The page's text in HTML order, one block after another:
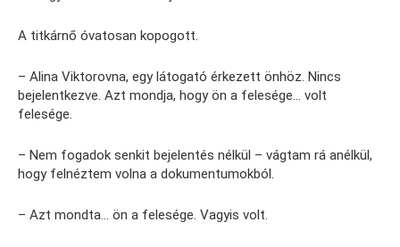
A titkárnő óvatosan kopogott.
– Alina Viktorovna, egy látogató érkezett önhöz. Nincs
bejelentkezve. Azt mondja, hogy ön a felesége… volt
felesége.
– Nem fogadok senkit bejelentés nélkül – vágtam rá anélkül,
hogy felnéztem volna a dokumentumokból.
– Azt mondta… ön a felesége. Vagyis volt.